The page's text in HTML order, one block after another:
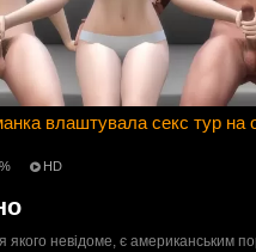
влаштувала секс тур на
HD
якого невідоме, є американським